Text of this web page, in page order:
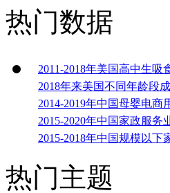
热门数据
2011-2018年美国高中生吸
2018年来美国不同年龄段
2014-2019年中国母婴电商
2015-2020年中国家政服务
2015-2018年中国规模以下
热门主题